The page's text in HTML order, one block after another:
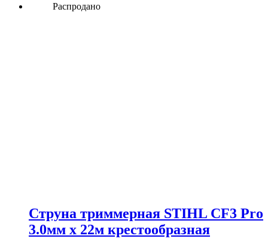
Распродано
Струна триммерная STIHL CF3 Pro
3.0мм х 22м крестообразная